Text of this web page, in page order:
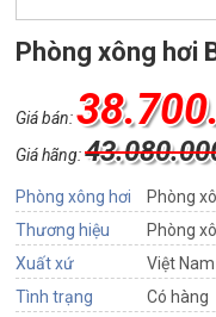
Phòng xông hơi
Giá bán:
Giá hãng:
Phòng xông hơi
Phòng
Thương hiệu
Phòng
Xuất xứ
Việt Nam
Tình trạng
Có hàng